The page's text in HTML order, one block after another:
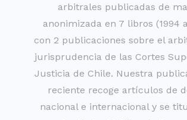
arbitrales publicadas de
anonimizada en 7 libros (1994
con 2 publicaciones sobre el
jurisprudencia de las Cortes
Justicia de Chile. Nuestra
reciente recoge artículos de
nacional e internacional y se